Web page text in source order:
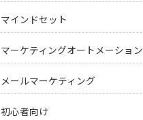
マインドセット
マーケティングオートメーション
メールマーケティング
初心者向け